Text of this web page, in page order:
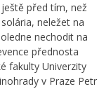
před tím, než
neležet na
nechodit na
přednosta
fakulty Univerzity
v Praze Petr